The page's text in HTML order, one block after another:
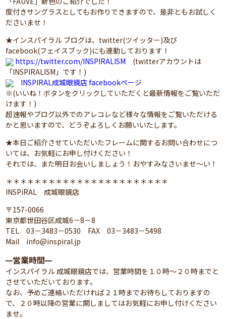
度付きサングラスとしてもお作りできますので、是非ともお試しく
ださいませ！
★インスパイラル ブログは、twitter(ツイッター)及び
facebook(フェイスブック)にも連動しております！
https://twitter.com/INSPIRALISM (twitterアカウントは
「INSPIRALISM」です！)
INSPIRAL成城眼鏡店 facebookページ
※(いいね！ボタンをクリックしていただくと最新情報をご覧いただ
けます！)
超速報やブログ以外でのアレコレなど様々な情報をご覧いただける
かと思いますので、どうぞよろしくお願いいたします。
★本日ご紹介させていただいたフレームに関するお問い合わせにつ
いては、お気軽にお申し付けください！
それでは、また明日お会いしましょう！おやすみなさいませ～い！
＊＊＊＊＊＊＊＊＊＊＊＊＊＊＊＊＊＊＊＊＊＊＊
INSPiRAL 成城眼鏡店
〒157-0066
東京都世田谷区成城6－8－8
TEL 03－3483－0530 FAX 03－3483－5498
Mail info@inspiral.jp
━営業時間━
インスパイラル 成城眼鏡店では、営業時間を１０時～２０時までと
させていただいております。
なお、予めご連絡いただければ２１時までお待ちしておりますの
で、２０時以降の営業に関しましてはお気軽にお申し付けください
ませ。